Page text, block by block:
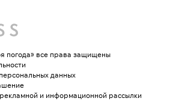
погода» все права защищены
данных
и информационной рассылки